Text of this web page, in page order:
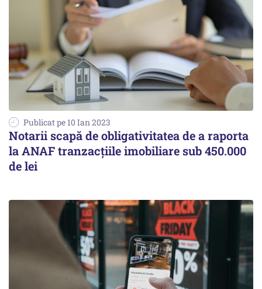
Publicat pe 10 Ian 2023
Notarii scapă de obligativitatea de a raporta
la ANAF tranzacțiile imobiliare sub 450.000
de lei